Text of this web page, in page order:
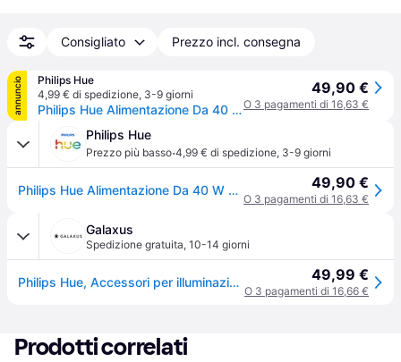
Consigliato Prezzo incl. consegna
annuncio
Philips Hue
4,99 € di spedizione, 3-9 giorni
Philips Hue Alimentazione Da 40 W Per Esterni
49,90 €
O 3 pagamenti di 16,63 €
Philips Hue
Prezzo più basso·4,99 € di spedizione, 3-9 giorni
Philips Hue Alimentazione Da 40 W Per Esterni 49,90 €
O 3 pagamenti di 16,63 €
Galaxus
Spedizione gratuita, 10-14 giorni
Philips Hue, Accessori per illuminazione, Alimentatore esterno (EU Plug) 49,99 €
O 3 pagamenti di 16,66 €
Prodotti correlati